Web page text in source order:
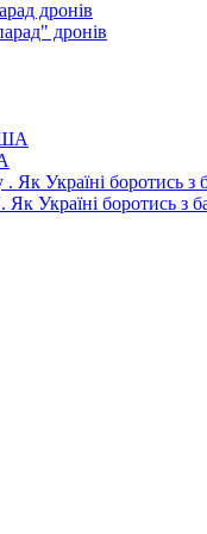
дронів
Україні боротись з